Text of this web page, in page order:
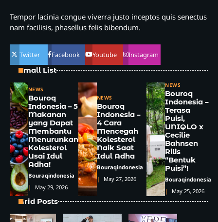
Tempor lacinia congue viverra justo inceptos quis senectus
nam facilisis, phasellus felis bibendum.
Twitter Facebook Youtube Instagram
Small List
NEWS
Bouroq
Indonesia – 5
Makanan
yang Dapat
Membantu
Menurunkan
Kolesterol
Usai Idul
Adha!
Bouraqindonesia
May 29, 2026
NEWS
Bouroq
Indonesia –
4 Cara
Mencegah
Kolesterol
Naik Saat
Idul Adha
Bouraqindonesia
May 27, 2026
NEWS
Bouroq
Indonesia –
Terasa
Puisi,
UNIQLO x
Cecilie
Bahnsen
Rilis
“Bentuk
Puisi”!
Bouraqindonesia
May 25, 2026
Grid Posts